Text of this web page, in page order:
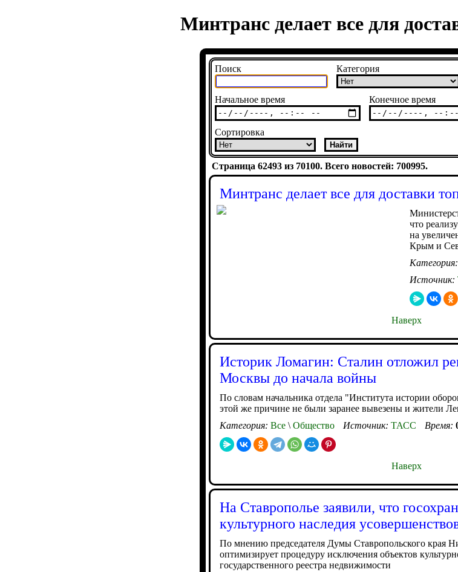
Минтранс делает все для
Поиск Категория
Начальное время Конечное время
Сортировка
Страница 62493 из 70100. Всего новостей: 700995.
Минтранс делает все для доставки
что
на
Крым и
Категория:
Источник:
Наверх
Историк Ломагин: Сталин отложил
Москвы до начала войны
По словам начальника отдела "Института истории
этой же причине не были заранее вывезены и жители
Категория: Все \ Общество Источник: ТАСС Время:
Наверх
На Ставрополье заявили, что
культурного наследия
По мнению председателя Думы Ставропольского края
оптимизирует процедуру исключения объектов
государственного реестра недвижимости